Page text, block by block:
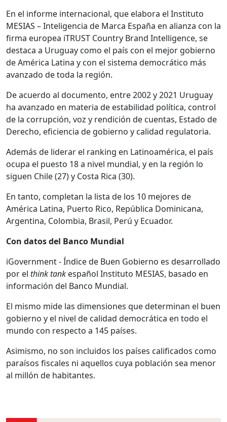
En el informe internacional, que elabora el Instituto
MESIAS – Inteligencia de Marca España en alianza con la
firma europea iTRUST Country Brand Intelligence, se
destaca a Uruguay como el país con el mejor gobierno
de América Latina y con el sistema democrático más
avanzado de toda la región.
De acuerdo al documento, entre 2002 y 2021 Uruguay
ha avanzado en materia de estabilidad política, control
de la corrupción, voz y rendición de cuentas, Estado de
Derecho, eficiencia de gobierno y calidad regulatoria.
Además de liderar el ranking en Latinoamérica, el país
ocupa el puesto 18 a nivel mundial, y en la región lo
siguen Chile (27) y Costa Rica (30).
En tanto, completan la lista de los 10 mejores de
América Latina, Puerto Rico, República Dominicana,
Argentina, Colombia, Brasil, Perú y Ecuador.
Con datos del Banco Mundial
iGovernment - Índice de Buen Gobierno es desarrollado
por el think tank español Instituto MESIAS, basado en
información del Banco Mundial.
El mismo mide las dimensiones que determinan el buen
gobierno y el nivel de calidad democrática en todo el
mundo con respecto a 145 países.
Asimismo, no son incluidos los países calificados como
paraísos fiscales ni aquellos cuya población sea menor
al millón de habitantes.